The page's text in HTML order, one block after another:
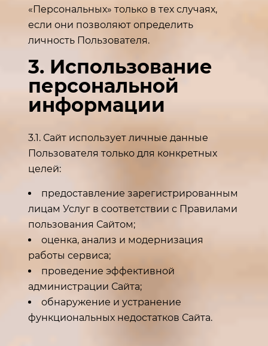
«Персональных» только в тех случаях,
если они позволяют определить
личность Пользователя.
3. Использование
персональной
информации
3.1. Сайт использует личные данные
Пользователя только для конкретных
целей:
предоставление зарегистрированным
лицам Услуг в соответствии с Правилами
пользования Сайтом;
оценка, анализ и модернизация
работы сервиса;
проведение эффективной
администрации Сайта;
обнаружение и устранение
функциональных недостатков Сайта.